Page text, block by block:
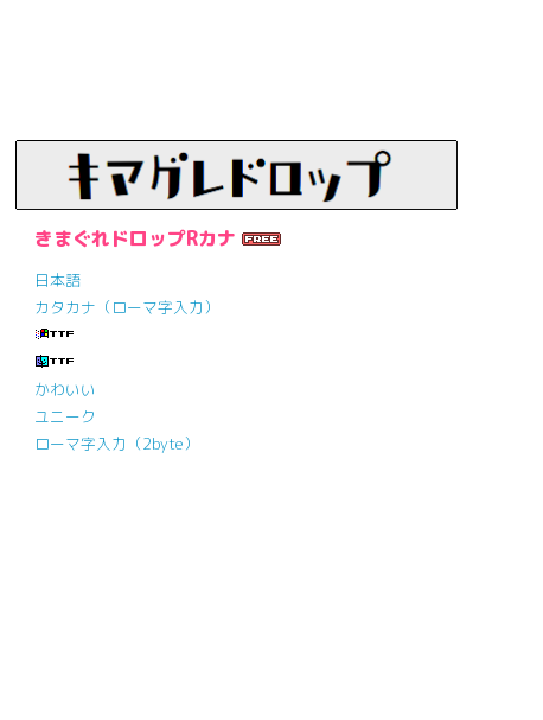
きまぐれドロップRカナ
日本語
カタカナ（ローマ字入力）
かわいい
ユニーク
ローマ字入力（2byte）